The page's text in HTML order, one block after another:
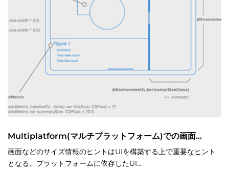
Multiplatform(マルチプラットフォーム)での画面...
画面などのサイズ情報のヒントはUIを構築する上で重要なヒント
となる。プラットフォームに依存したUI…